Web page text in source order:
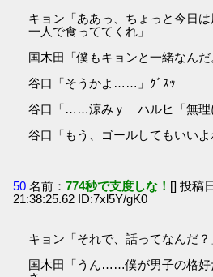
キョン「ああっ、ちょっと今日
一人で食っててくれ」
国木田「僕もキョンと一緒なんだ
谷口「そうかよ……」ｸﾞｽｯ
谷口「……涼みｙ ハルヒ「無理
谷口「もう、ゴールしてもいいよ
50 名前：774秒で支度しな！ [] 投稿
21:38:25.62 ID:7xl5Y/gK0
キョン「それで、話ってなんだ？
国木田「うん……僕が男子の格好